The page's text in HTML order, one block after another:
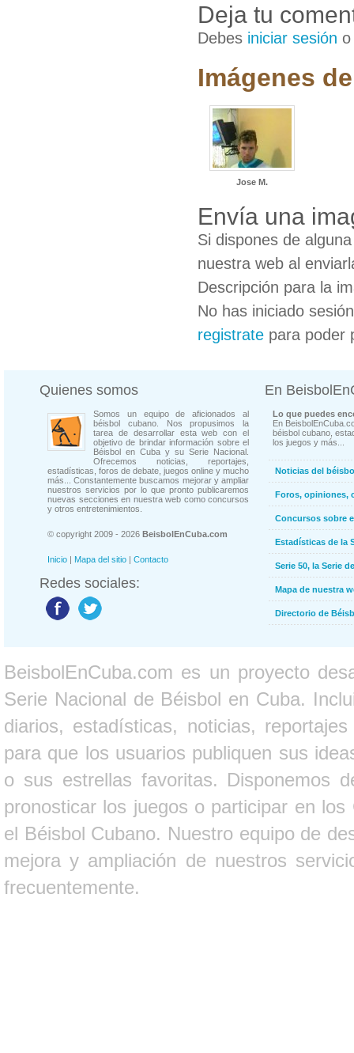
Deja tu
Debes iniciar sesión
Imágenes
Jose M.
Envía una
Si dispones de
nuestra web al
Descripción para la
No has iniciado
registrate para poder
Quienes somos
Somos un equipo de aficionados al
béisbol cubano. Nos propusimos la
tarea de desarrollar esta web con el
objetivo de brindar información sobre el
Béisbol en Cuba y su Serie Nacional.
Ofrecemos noticias, reportajes,
estadísticas, foros de debate, juegos online y mucho
más... Constantemente buscamos mejorar y ampliar
nuestros servicios por lo que pronto publicaremos
nuevas secciones en nuestra web como concursos
y otros entretenimientos.
© copyright 2009 - 2026 BeisbolEnCuba.com
Inicio | Mapa del sitio | Contacto
Redes sociales:
En
Lo que puedes
En
béisbol cubano,
los juegos y más...
Noticias del
Foros, opiniones,
Concursos sobre
Estadísticas de la
Serie 50, la Serie
Mapa de nuestra
Directorio de
BeisbolEnCuba.com es un proyecto
Serie Nacional de Béisbol en Cuba.
diarios, estadísticas, noticias,
para que los usuarios publiquen sus
o sus estrellas favoritas. Disponemos
pronosticar los juegos o participar en
el Béisbol Cubano. Nuestro equipo de
mejora y ampliación de nuestros
frecuentemente.